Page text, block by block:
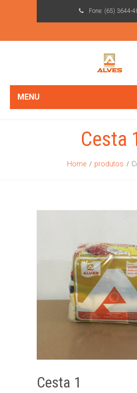
Fone: (65) 3644-
MENU
Cesta
Home produtos
Cesta 1